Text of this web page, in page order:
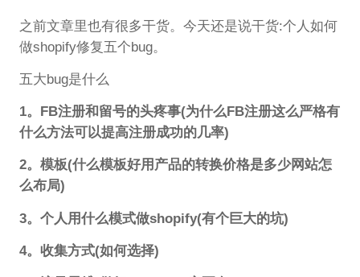
之前文章里也有很多干货。今天还是说干货:个人如何
做shopify修复五个bug。
五大bug是什么
1。FB注册和留号的头疼事(为什么FB注册这么严格有
什么方法可以提高注册成功的几率)
2。模板(什么模板好用产品的转换价格是多少网站怎
么布局)
3。个人用什么模式做shopify(有个巨大的坑)
4。收集方式(如何选择)